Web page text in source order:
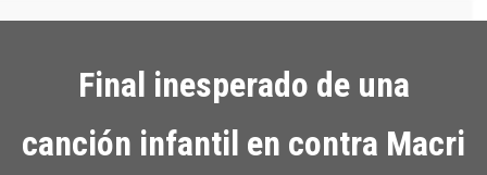
Final inesperado de una
canción infantil en contra Macri